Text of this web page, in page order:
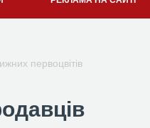
первоцвітів